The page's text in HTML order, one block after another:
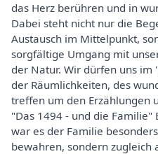
das Herz berühren und in
Dabei steht nicht nur die
Austausch im Mittelpunkt,
sorgfältige Umgang mit
der Natur. Wir dürfen uns
der Räumlichkeiten, des
treffen um den Erzählungen
"Das 1494 - und die
war es der Familie
bewahren, sondern zugleich